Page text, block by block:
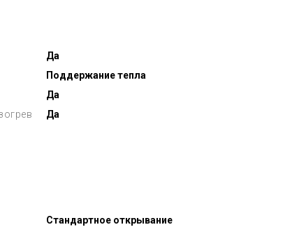
Да
Поддержание тепла
Да
Да
Стандартное открывание